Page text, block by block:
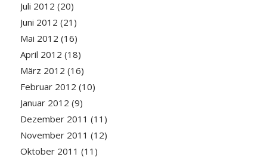
Juli 2012 (20)
Juni 2012 (21)
Mai 2012 (16)
April 2012 (18)
März 2012 (16)
Februar 2012 (10)
Januar 2012 (9)
Dezember 2011 (11)
November 2011 (12)
Oktober 2011 (11)